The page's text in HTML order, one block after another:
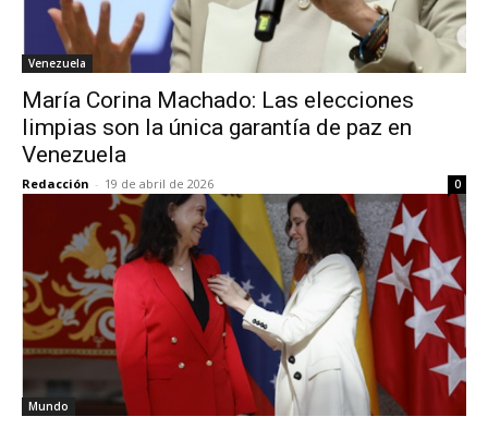
Venezuela
María Corina Machado: Las elecciones
limpias son la única garantía de paz en
Venezuela
Redacción - 19 de abril de 2026 0
Mundo